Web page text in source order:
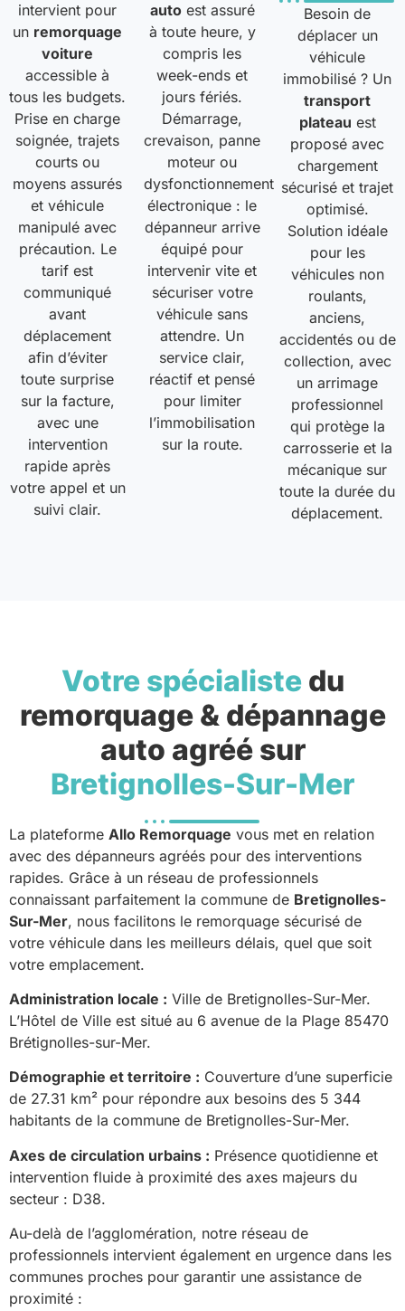
intervient pour
un remorquage
voiture
accessible à
tous les budgets.
Prise en charge
soignée, trajets
courts ou
moyens assurés
et véhicule
manipulé avec
précaution. Le
tarif est
communiqué
avant
déplacement
afin d’éviter
toute surprise
sur la facture,
avec une
intervention
rapide après
votre appel et un
suivi clair.
autoest assuré
à toute heure, y
compris les
week-ends et
jours fériés.
Démarrage,
crevaison, panne
moteur ou
dysfonctionnement
électronique : le
dépanneur arrive
équipé pour
intervenir vite et
sécuriser votre
véhicule sans
attendre. Un
service clair,
réactif et pensé
pour limiter
l’immobilisation
sur la route.
Besoin de
déplacer un
véhicule
immobilisé ? Un
transport
plateau est
proposé avec
chargement
sécurisé et trajet
optimisé.
Solution idéale
pour les
véhicules non
roulants,
anciens,
accidentés ou de
collection, avec
un arrimage
professionnel
qui protège la
carrosserie et la
mécanique sur
toute la durée du
déplacement.
Votre spécialistedu
remorquage & dépannage
auto agréé sur
Bretignolles-Sur-Mer
La plateforme Allo Remorquage vous met en relation
avec des dépanneurs agréés pour des interventions
rapides. Grâce à un réseau de professionnels
connaissant parfaitement la commune de Bretignolles-
Sur-Mer, nous facilitons le remorquage sécurisé de
votre véhicule dans les meilleurs délais, quel que soit
votre emplacement.
Administration locale : Ville de Bretignolles-Sur-Mer.
L’Hôtel de Ville est situé au 6 avenue de la Plage 85470
Brétignolles-sur-Mer.
Démographie et territoire : Couverture d’une superficie
de 27.31 km² pour répondre aux besoins des 5 344
habitants de la commune de Bretignolles-Sur-Mer.
Axes de circulation urbains : Présence quotidienne et
intervention fluide à proximité des axes majeurs du
secteur : D38.
Au-delà de l’agglomération, notre réseau de
professionnels intervient également en urgence dans les
communes proches pour garantir une assistance de
proximité :